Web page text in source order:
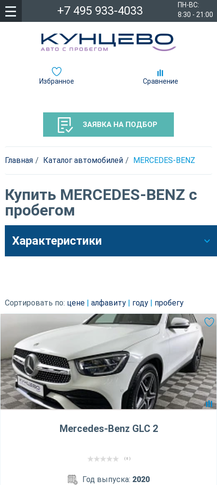
ПН-ВС:
8:30 - 21:00
+7 495 933-4033
Избранное Сравнение
ЗАЯВКА НА ПОДБОР
Главная Каталог автомобилей MERCEDES-BENZ
Купить MERCEDES-BENZ с
пробегом
Характеристики
Сортировать по: цене алфавиту году пробегу
Mercedes-Benz GLC 2
( 0 )
Год выпуска: 2020